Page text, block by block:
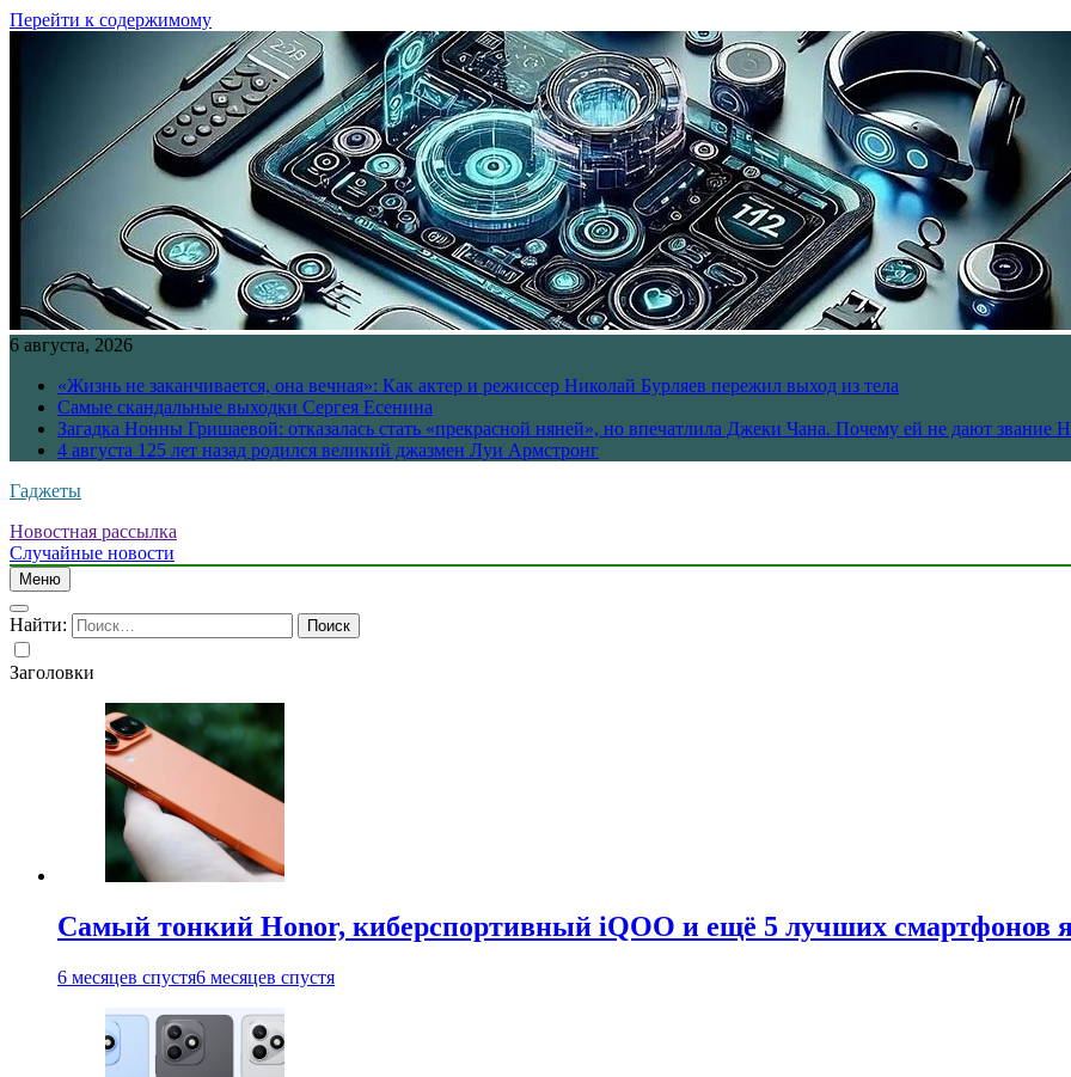
Перейти к содержимому
6 августа, 2026
«Жизнь не заканчивается, она вечная»: Как актер и режиссер Николай Бурляев пережил выход из тела
Самые скандальные выходки Сергея Есенина
Загадка Нонны Гришаевой: отказалась стать «прекрасной няней», но впечатлила Джеки Чана. Почему ей не дают звание
4 августа 125 лет назад родился великий джазмен Луи Армстронг
Гаджеты
Новостная рассылка
Случайные новости
Меню
Найти:
Заголовки
Самый тонкий Honor, киберспортивный iQOO и ещё 5 лучших смартфонов
6 месяцев спустя6 месяцев спустя